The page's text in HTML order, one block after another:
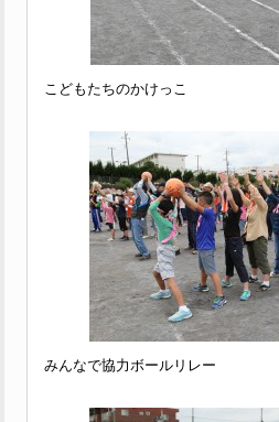
こどもたちのかけっこ
みんなで協力ボールリレー